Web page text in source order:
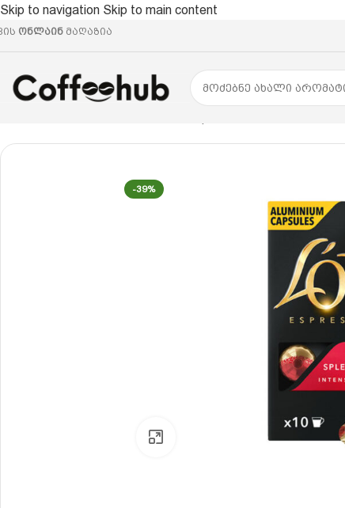
Skip to navigation Skip to main content
ონლაინ მაღაზია
-39%